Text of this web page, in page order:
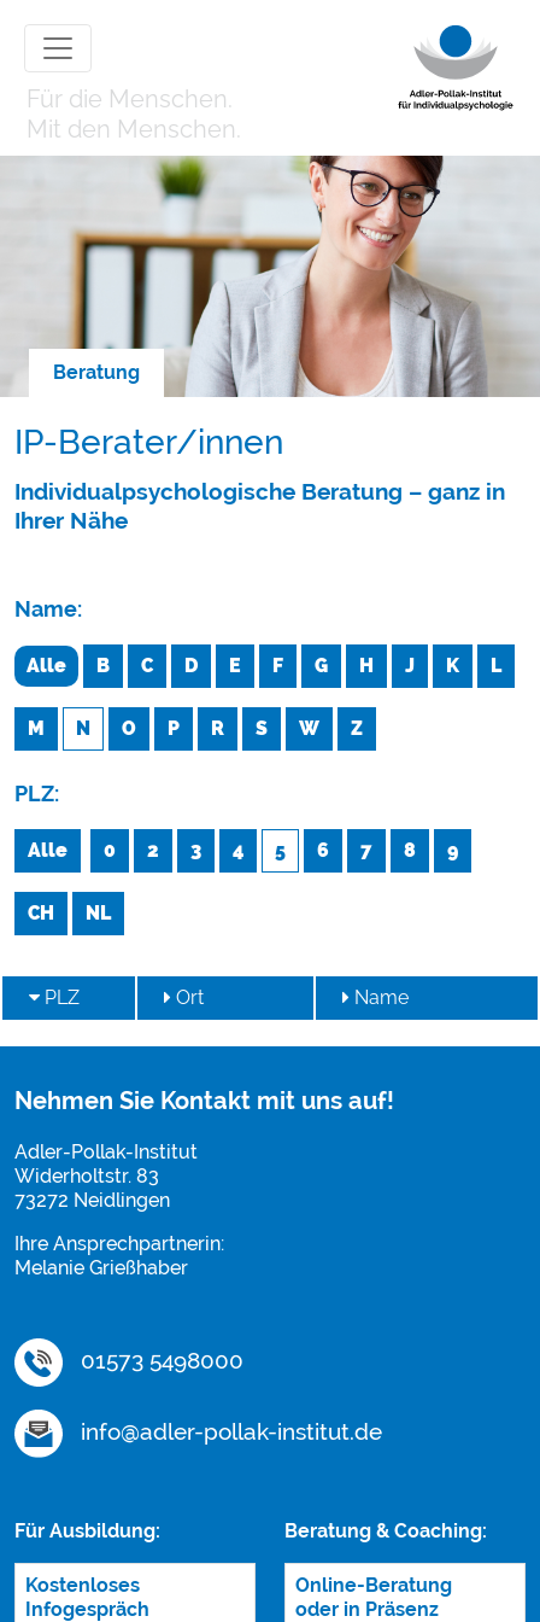
Für die Menschen.
Mit den Menschen.
Beratung
IP-Berater/innen
Individualpsychologische Beratung – ganz in
Ihrer Nähe
Name:
Alle B C D E F G H J K L
M N O P R S W Z
PLZ:
Alle 0 2 3 4 5 6 7 8 9
CH NL
PLZ Ort Name
Nehmen Sie Kontakt mit uns auf!
Adler-Pollak-Institut
Widerholtstr. 83
73272 Neidlingen
Ihre Ansprechpartnerin:
Melanie Grießhaber
01573 5498000
info@adler-pollak-institut.de
Für Ausbildung:
Kostenloses
Infogespräch
Beratung & Coaching:
Online-Beratung
oder in Präsenz